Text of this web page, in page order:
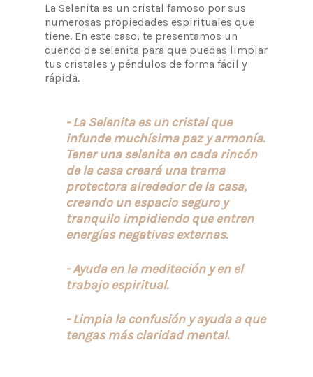
La Selenita es un cristal famoso por sus
numerosas propiedades espirituales que
tiene. En este caso, te presentamos un
cuenco de selenita para que puedas limpiar
tus cristales y péndulos de forma fácil y
rápida.
- La Selenita es un cristal que
infunde muchísima paz y armonía.
Tener una selenita en cada rincón
de la casa creará una trama
protectora alrededor de la casa,
creando un espacio seguro y
tranquilo impidiendo que entren
energías negativas externas.
- Ayuda en la meditación y en el
trabajo espiritual.
- Limpia la confusión y ayuda a que
tengas más claridad mental.